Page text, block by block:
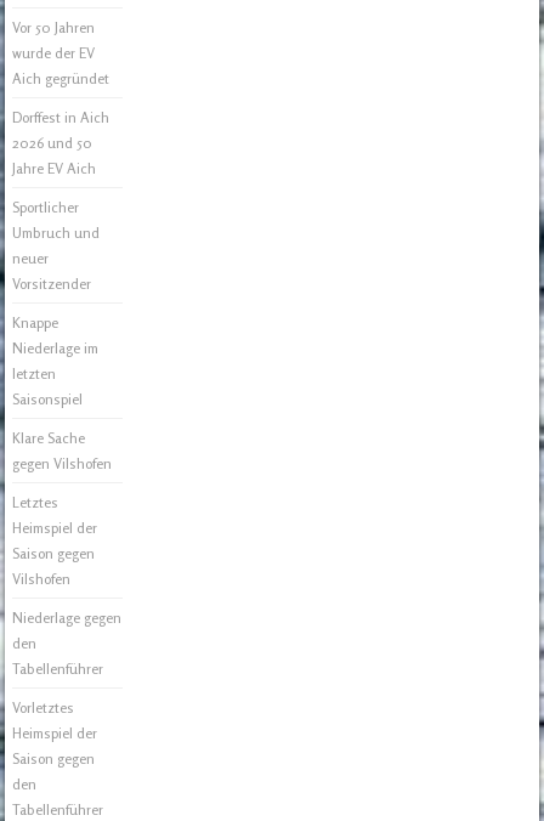
Vor 50 Jahren
wurde der EV
Aich gegründet
Dorffest in Aich
2026 und 50
Jahre EV Aich
Sportlicher
Umbruch und
neuer
Vorsitzender
Knappe
Niederlage im
letzten
Saisonspiel
Klare Sache
gegen Vilshofen
Letztes
Heimspiel der
Saison gegen
Vilshofen
Niederlage gegen
den
Tabellenführer
Vorletztes
Heimspiel der
Saison gegen
den
Tabellenführer